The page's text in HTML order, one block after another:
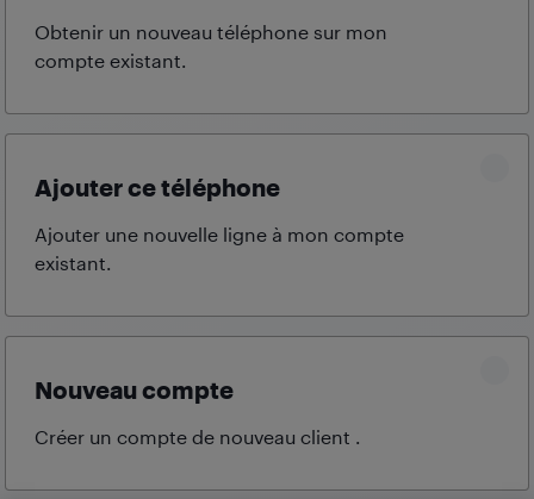
Obtenir un nouveau téléphone sur mon
compte existant.
Ajouter ce téléphone
Ajouter une nouvelle ligne à mon compte
existant.
Nouveau compte
Créer un compte de nouveau client .